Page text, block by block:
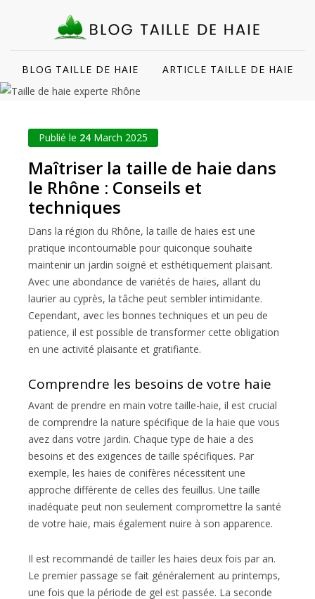
BLOG TAILLE DE HAIE ARTICLE TAILLE DE HAIE
Publié le 24 March 2025
Maîtriser la taille de haie dans
le Rhône : Conseils et
techniques
Dans la région du Rhône, la taille de haies est une
pratique incontournable pour quiconque souhaite
maintenir un jardin soigné et esthétiquement plaisant.
Avec une abondance de variétés de haies, allant du
laurier au cyprès, la tâche peut sembler intimidante.
Cependant, avec les bonnes techniques et un peu de
patience, il est possible de transformer cette obligation
en une activité plaisante et gratifiante.
Comprendre les besoins de votre haie
Avant de prendre en main votre taille-haie, il est crucial
de comprendre la nature spécifique de la haie que vous
avez dans votre jardin. Chaque type de haie a des
besoins et des exigences de taille spécifiques. Par
exemple, les haies de conifères nécessitent une
approche différente de celles des feuillus. Une taille
inadéquate peut non seulement compromettre la santé
de votre haie, mais également nuire à son apparence.
Il est recommandé de tailler les haies deux fois par an.
Le premier passage se fait généralement au printemps,
une fois que la période de gel est passée. La seconde